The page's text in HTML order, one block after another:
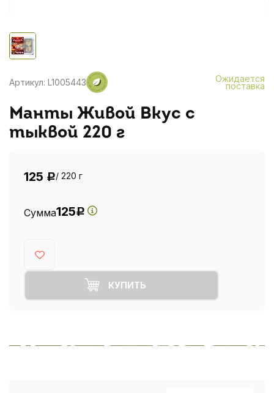
Артикул: L1005443 Ожидается
поставка
Манты Живой Вкус с
тыквой 220 г
125 Р/ 220 г
Сумма125Р
КУПИТЬ